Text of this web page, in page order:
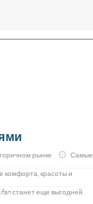
рынке Самые
комфорта, красоты и
станет еще выгодней